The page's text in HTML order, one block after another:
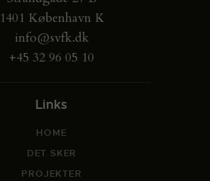
1401 København K
info@svfk.dk
+45 32 96 05 10
Links
HOME
DET SKER
PROJEKTER